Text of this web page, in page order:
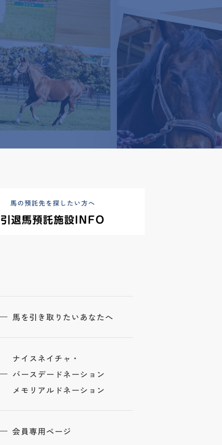
馬を引き取りたいあなたへ
ナイスネイチャ・
バースデードネーション
メモリアルドネーション
会員専用ページ